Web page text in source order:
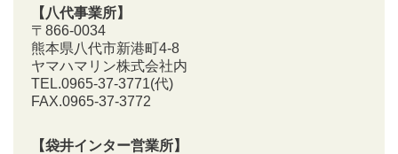
【八代事業所】
〒866-0034
熊本県八代市新港町4-8
ヤマハマリン株式会社内
TEL.0965-37-3771(代)
FAX.0965-37-3772
【袋井インター営業所】